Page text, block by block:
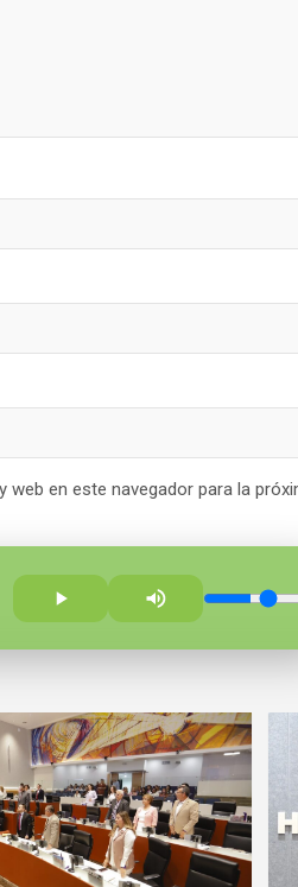
en este navegador para la